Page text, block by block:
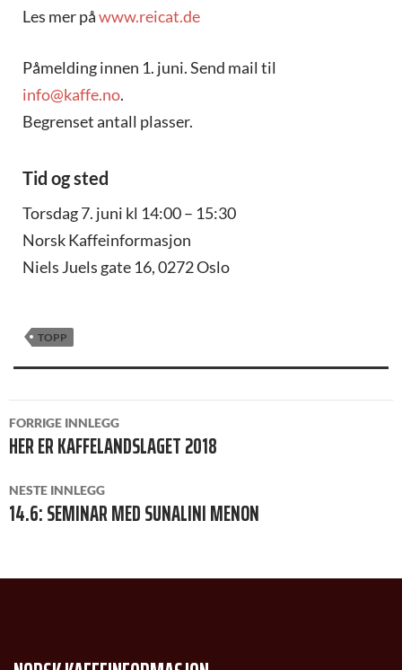
Les mer påwww.reicat.de
Påmelding innen 1. juni. Send mail til
info@kaffe.no.
Begrenset antall plasser.
Tid og sted
Torsdag 7. juni kl 14:00 – 15:30
Norsk Kaffeinformasjon
Niels Juels gate 16, 0272 Oslo
TOPP
INNLEGGSNAVIGASJON
FORRIGE INNLEGG
HER ER KAFFELANDSLAGET 2018
NESTE INNLEGG
14.6: SEMINAR MED SUNALINI MENON